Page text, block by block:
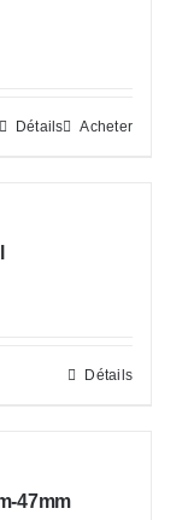
Acheter
Détails
Détails
47mm